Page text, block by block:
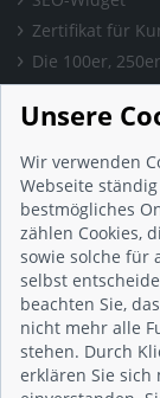
Zertifikat für
Die 100er,
Presse & Wissen
Presse und
Blog
Häufig gestellte
Studie:
Initiative gegen
Kunden
Impressum
Datenschutz
Unsere
Wir verwenden
Webseite
bestmögliches
zählen Cookies,
sowie solche für
selbst
beachten Sie,
nicht mehr alle
stehen. Durch
erklären Sie sich